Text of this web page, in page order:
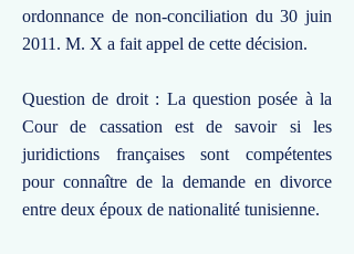
ordonnance de non-conciliation du 30 juin
2011. M. X a fait appel de cette décision.
Question de droit : La question posée à la
Cour de cassation est de savoir si les
juridictions françaises sont compétentes
pour connaître de la demande en divorce
entre deux époux de nationalité tunisienne.